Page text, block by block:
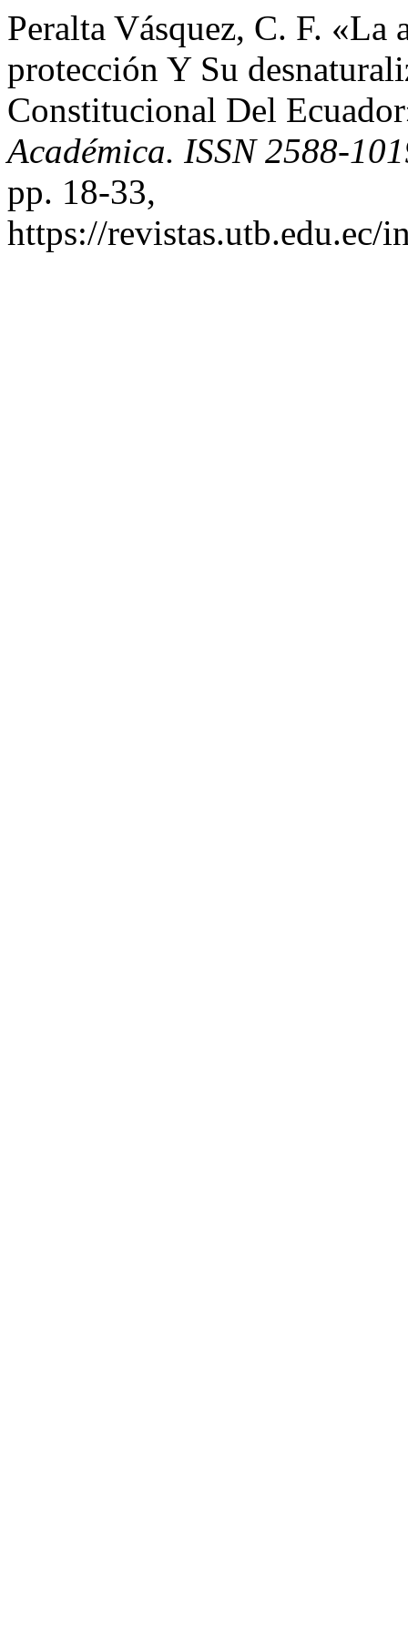
Peralta Vásquez, C. F.
protección Y Su
Constitucional Del
Académica. ISSN 2588-
pp. 18-33,
https://revistas.utb.edu.ec/